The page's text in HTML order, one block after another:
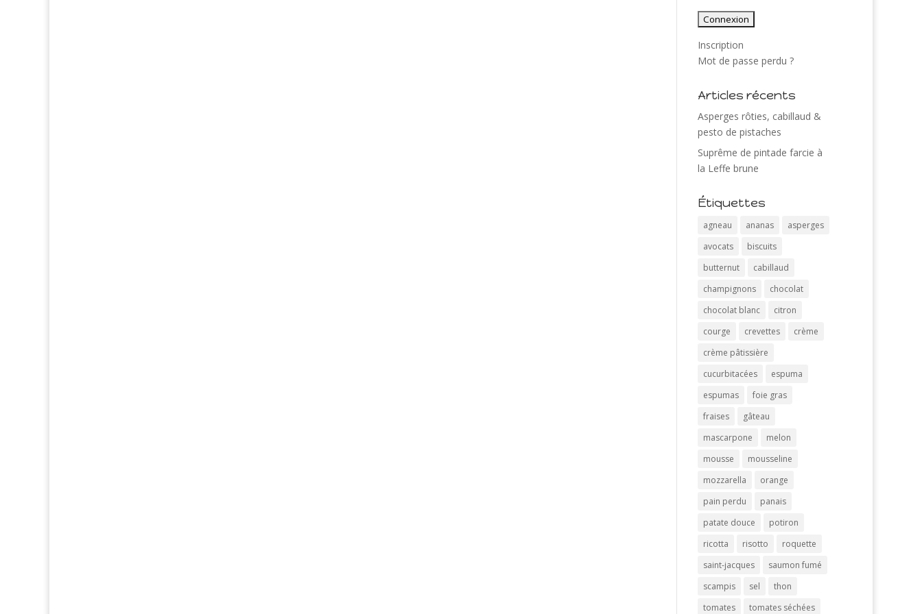
Inscription
Mot de passe perdu ?
Articles récents
Asperges rôties, cabillaud &
pesto de pistaches
Suprême de pintade farcie à
la Leffe brune
Étiquettes
agneau ananas
asperges
avocats
biscuits
butternut
cabillaud
champignons
chocolat
chocolat blanc
citron
courge
crevettes
crème
crème pâtissière
cucurbitacées
espuma
espumas
foie gras
fraises
gâteau
mascarpone
melon
mousse
mousseline
mozzarella
orange
pain perdu
panais
patate douce
potiron
ricotta
risotto
roquette
saint-jacques
saumon fumé
scampis
sel
thon
tomates
tomates séchées